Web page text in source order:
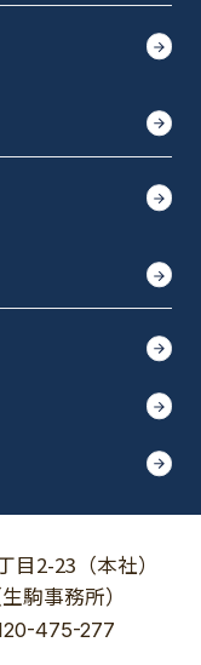
2-23（本社）
駒事務所）
475-277